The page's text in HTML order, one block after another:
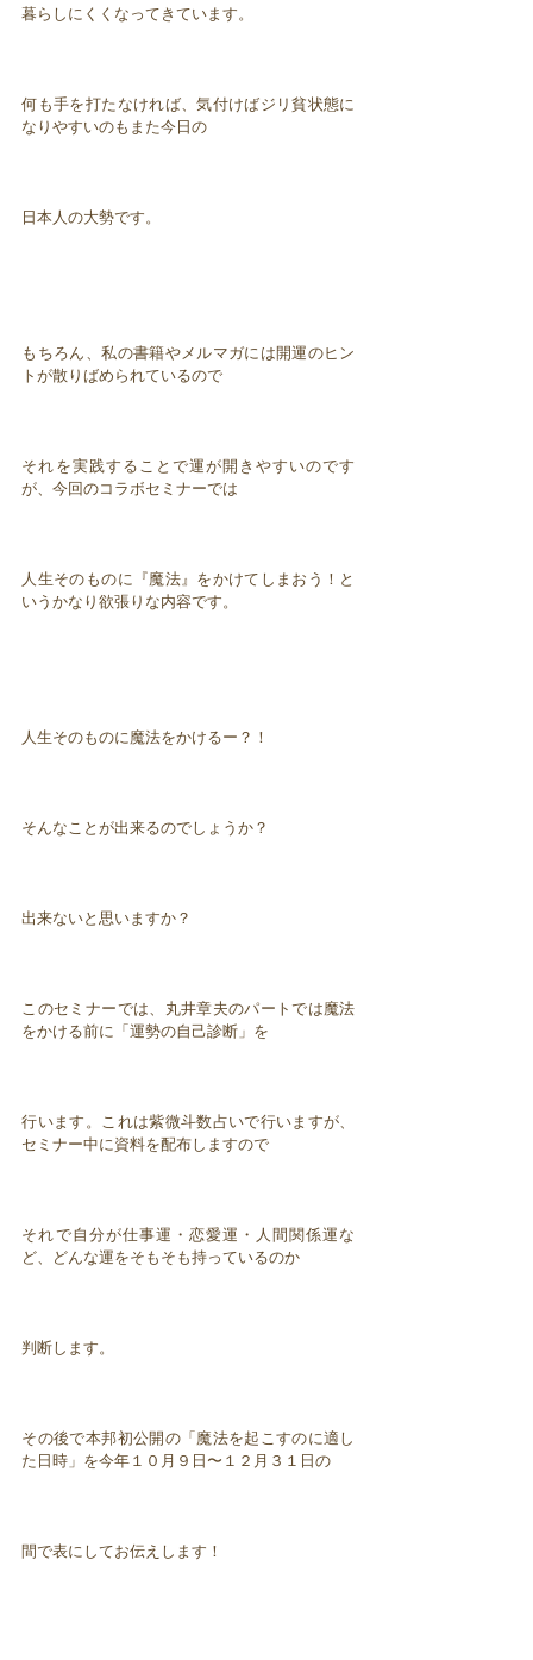
暮らしにくくなってきています。
何も手を打たなければ、気付けばジリ貧状態に
なりやすいのもまた今日の
日本人の大勢です。
もちろん、私の書籍やメルマガには開運のヒン
トが散りばめられているので
それを実践することで運が開きやすいのです
が、今回のコラボセミナーでは
人生そのものに『魔法』をかけてしまおう！と
いうかなり欲張りな内容です。
人生そのものに魔法をかけるー？！
そんなことが出来るのでしょうか？
出来ないと思いますか？
このセミナーでは、丸井章夫のパートでは魔法
をかける前に「運勢の自己診断」を
行います。これは紫微斗数占いで行いますが、
セミナー中に資料を配布しますので
それで自分が仕事運・恋愛運・人間関係運な
ど、どんな運をそもそも持っているのか
判断します。
その後で本邦初公開の「魔法を起こすのに適し
た日時」を今年１０月９日〜１２月３１日の
間で表にしてお伝えします！